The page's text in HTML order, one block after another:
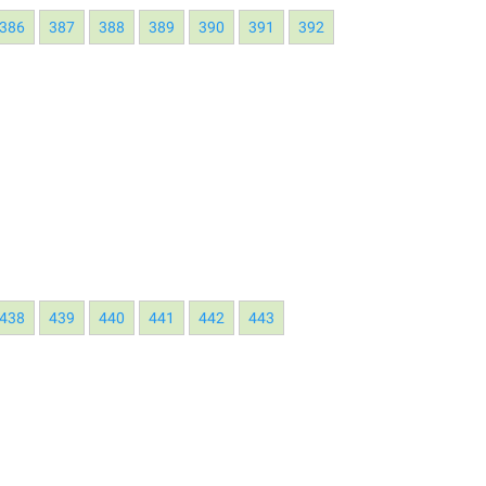
387 388 389 390 391 392
439 440 441 442 443